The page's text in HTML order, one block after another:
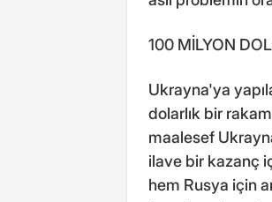
100 MİLYON
Ukrayna'ya
dolarlık bir
maalesef
ilave bir kazanç
hem Rusya için